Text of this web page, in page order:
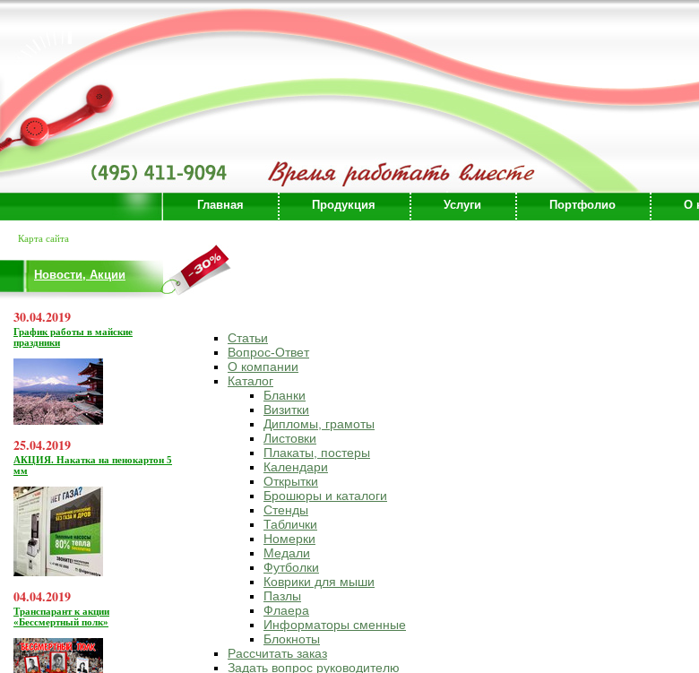
Главная Продукция Услуги Портфолио О
Карта сайта
Новости, Акции
30.04.2019
График работы в майские
праздники
25.04.2019
АКЦИЯ. Накатка на пенокартон 5
мм
04.04.2019
Транспарант к акции
«Бессмертный полк»
Статьи
Вопрос-Ответ
О компании
Каталог
Бланки
Визитки
Дипломы, грамоты
Листовки
Плакаты, постеры
Календари
Открытки
Брошюры и каталоги
Стенды
Таблички
Номерки
Медали
Футболки
Коврики для мыши
Пазлы
Флаера
Информаторы сменные
Блокноты
Рассчитать заказ
Задать вопрос руководителю